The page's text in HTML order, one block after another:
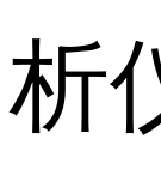
析